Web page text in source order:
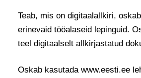
Teab, mis on digitaalallkiri,
erinevaid tööalaseid lepinguid.
teel digitaalselt allkirjastatud
Oskab kasutada www.eesti.ee